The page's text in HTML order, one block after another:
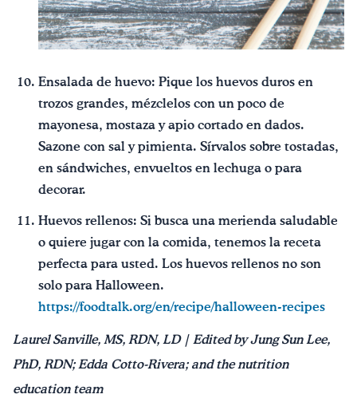
Ensalada de huevo: Pique los huevos duros en
trozos grandes, mézclelos con un poco de
mayonesa, mostaza y apio cortado en dados.
Sazone con sal y pimienta. Sírvalos sobre tostadas,
en sándwiches, envueltos en lechuga o para
decorar.
Huevos rellenos: Si busca una merienda saludable
o quiere jugar con la comida, tenemos la receta
perfecta para usted. Los huevos rellenos no son
solo para Halloween.
https://foodtalk.org/en/recipe/halloween-recipes
Laurel Sanville, MS, RDN, LD | Edited by Jung Sun Lee,
PhD, RDN; Edda Cotto-Rivera; and the nutrition
education team